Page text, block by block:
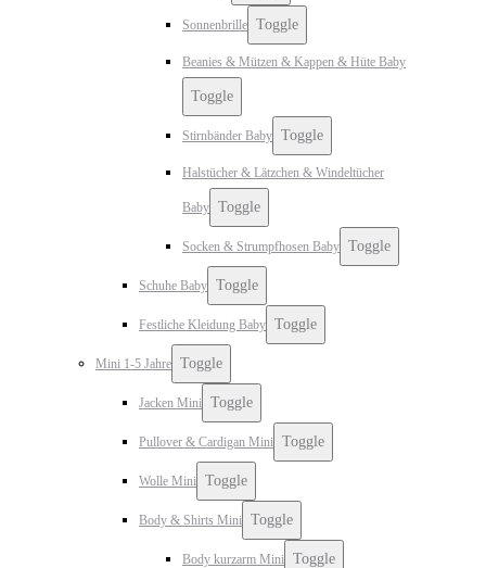
Sonnenbrille Toggle
Beanies & Mützen & Kappen & Hüte Baby
Toggle
Stirnbänder Baby Toggle
Halstücher & Lätzchen & Windeltücher
Baby Toggle
Socken & Strumpfhosen Baby Toggle
Schuhe Baby Toggle
Festliche Kleidung Baby Toggle
Mini 1-5 Jahre Toggle
Jacken Mini Toggle
Pullover & Cardigan Mini Toggle
Wolle Mini Toggle
Body & Shirts Mini Toggle
Body kurzarm Mini Toggle